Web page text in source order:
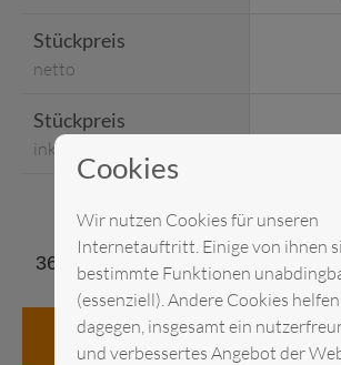
Stückpreis
netto
Stückpreis
inkl. MwSt.
in den Anfragekorb
Cookies
Wir nutzen Cookies für unseren
Internetauftritt. Einige von ihnen
bestimmte Funktionen
(essenziell). Andere Cookies
dagegen, insgesamt ein
und verbessertes Angebot der